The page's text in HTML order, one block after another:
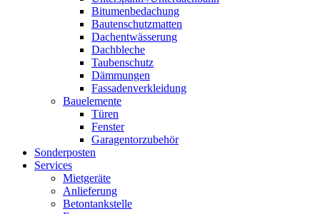
Bitumenbedachung
Bautenschutzmatten
Dachentwässerung
Dachbleche
Taubenschutz
Dämmungen
Fassadenverkleidung
Bauelemente
Türen
Fenster
Garagentorzubehör
Sonderposten
Services
Mietgeräte
Anlieferung
Betontankstelle